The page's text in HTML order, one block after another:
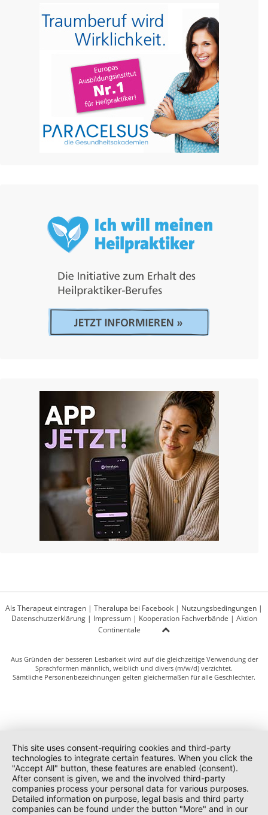
Als Therapeut eintragen | Theralupa bei Facebook | Nutzungsbedingungen |
Datenschutzerklärung| Impressum| Kooperation Fachverbände | Aktion
Continentale
Aus Gründen der besseren Lesbarkeit wird auf die gleichzeitige Verwendung der
Sprachformen männlich, weiblich und divers (m/w/d) verzichtet.
Sämtliche Personenbezeichnungen gelten gleichermaßen für alle Geschlechter.
This site uses consent-requiring cookies and third-party
technologies to integrate certain features. When you click the
"Accept All" button, these features are enabled (consent).
After consent is given, we and the involved third-party
companies process your personal data for various purposes.
Detailed information on purpose, legal basis and third party
companies can be found under the button "More" and in our